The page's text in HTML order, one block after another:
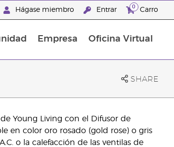
Hágase miembro Entrar 0 Carro
Empresa Oficina Virtual
SHARE
Young Living con el Difusor de
en color oro rosado (gold rose) o gris
o la calefacción de las ventilas de